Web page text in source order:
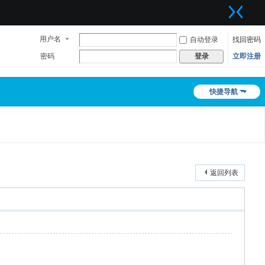
用户名 自动登录
找回密码
密码
登录 立即注册
快捷导航
返回列表